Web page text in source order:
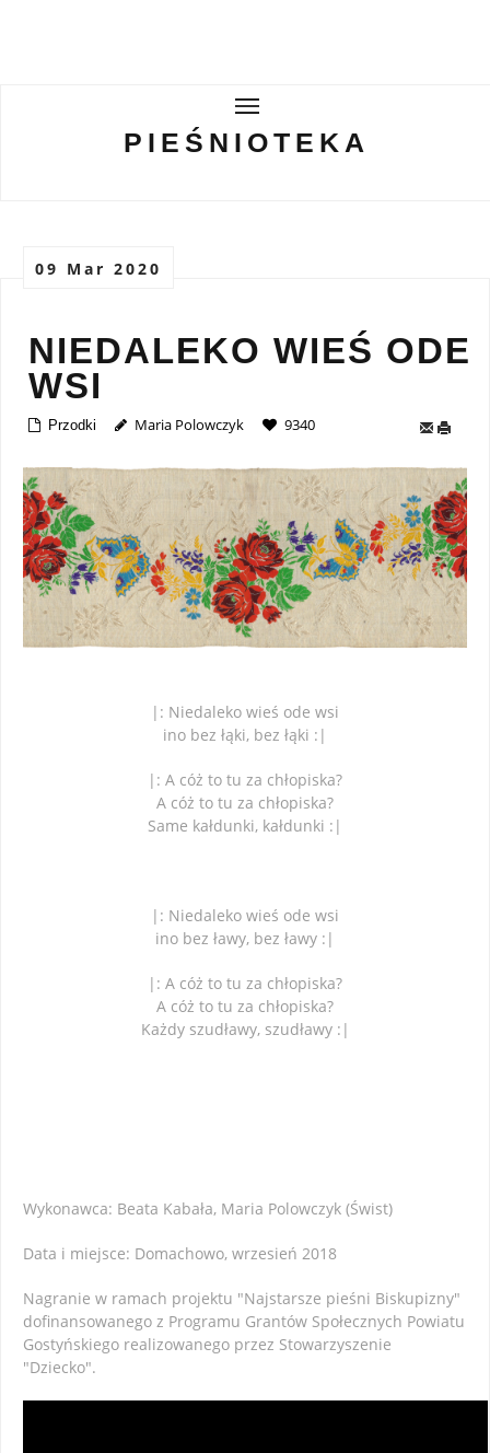
PIEŚNIOTEKA
GALERIE
PIEŚNIOTEKA
09 Mar 2020
NIEDALEKO WIEŚ ODE
WSI
Przodki Maria Polowczyk 9340
|: Niedaleko wieś ode wsi
ino bez łąki, bez łąki :|
|: A cóż to tu za chłopiska?
A cóż to tu za chłopiska?
Same kałdunki, kałdunki :|
|: Niedaleko wieś ode wsi
ino bez ławy, bez ławy :|
|: A cóż to tu za chłopiska?
A cóż to tu za chłopiska?
Każdy szudławy, szudławy :|
Wykonawca: Beata Kabała, Maria Polowczyk (Świst)
Data i miejsce: Domachowo, wrzesień 2018
Nagranie w ramach projektu "Najstarsze pieśni Biskupizny"
dofinansowanego z Programu Grantów Społecznych Powiatu
Gostyńskiego realizowanego przez Stowarzyszenie
"Dziecko".